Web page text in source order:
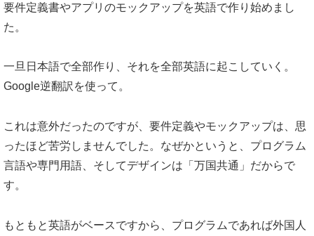
要件定義書やアプリのモックアップを英語で作り始めまし
た。
一旦日本語で全部作り、それを全部英語に起こしていく。
Google逆翻訳を使って。
これは意外だったのですが、要件定義やモックアップは、思
ったほど苦労しませんでした。なぜかというと、プログラム
言語や専門用語、そしてデザインは「万国共通」だからで
す。
もともと英語がベースですから、プログラムであれば外国人